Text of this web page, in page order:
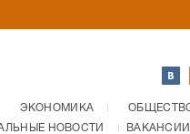
ЭКОНОМИКА
НОВОСТИ